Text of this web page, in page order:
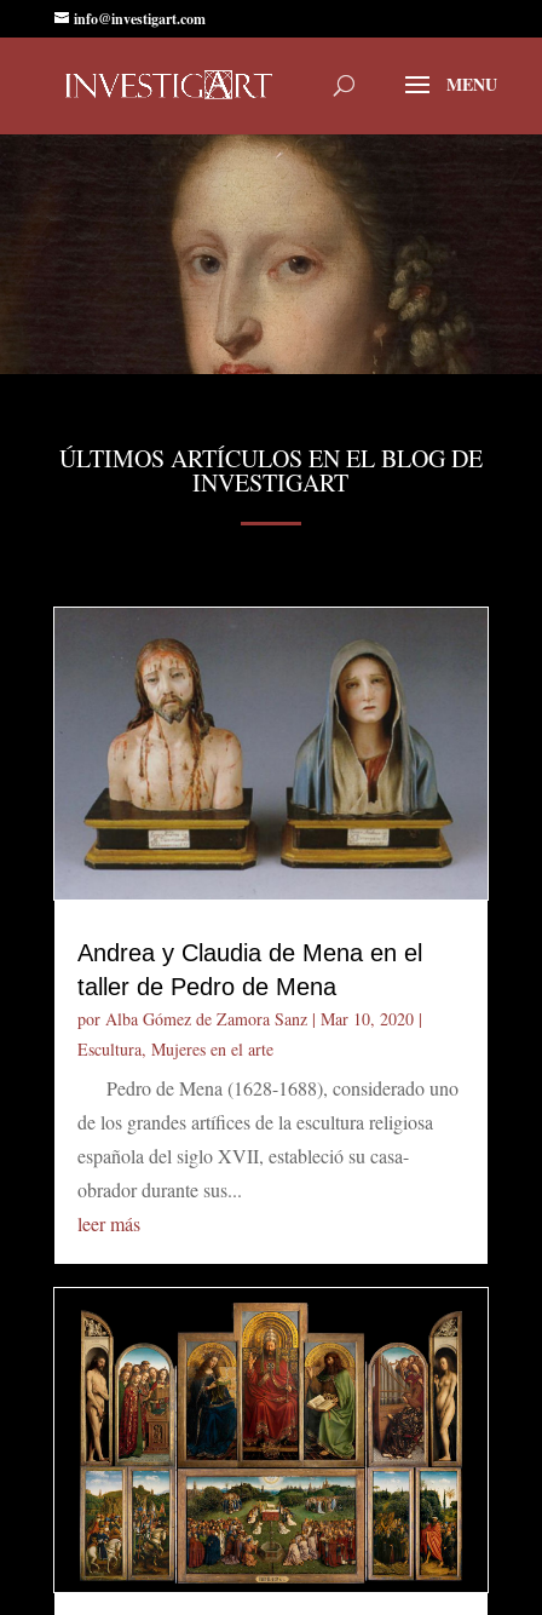
info@investigart.com
ÚLTIMOS ARTÍCULOS EN EL BLOG DE
INVESTIGART
Andrea y Claudia de Mena en el
taller de Pedro de Mena
por Alba Gómez de Zamora Sanz| Mar 10, 2020|
Escultura, Mujeres en el arte
Pedro de Mena (1628-1688), considerado uno
de los grandes artífices de la escultura religiosa
española del siglo XVII, estableció su casa-
obrador durante sus...
leer más